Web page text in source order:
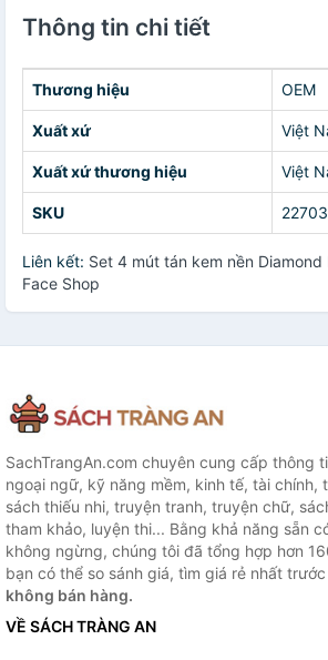
Thông tin chi tiết
Thương hiệu OEM
Xuất xứ Việt
Xuất xứ thương hiệu Việt
SKU
Liên kết: Set 4 mút tán kem nền
Face Shop
SachTrangAn.com chuyên cung cấp thông
ngoại ngữ, kỹ năng mềm, kinh tế, tài chính,
sách thiếu nhi, truyện tranh, truyện chữ,
tham khảo, luyện thi... Bằng khả năng sẵn
không ngừng, chúng tôi đã tổng hợp hơn
bạn có thể so sánh giá, tìm giá rẻ nhất
không bán hàng.
VỀ SÁCH TRÀNG AN